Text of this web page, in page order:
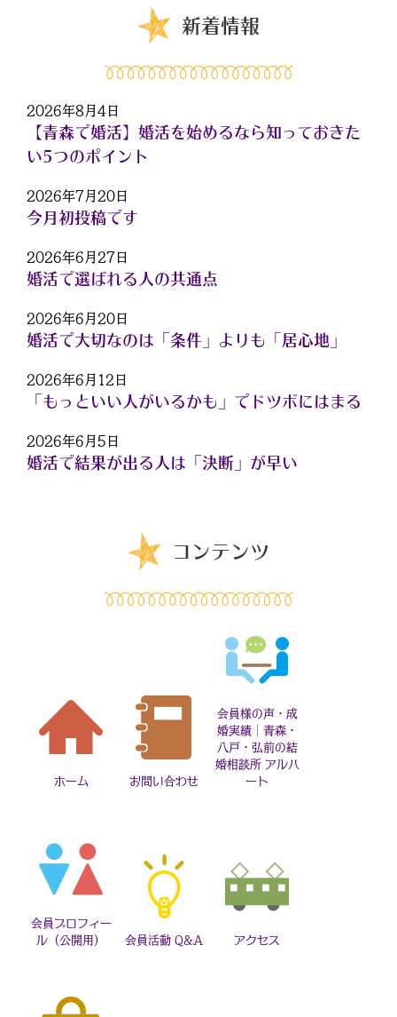
新着情報
2026年8月4日
【青森で婚活】婚活を始めるなら知っておきた
い5つのポイント
2026年7月20日
今月初投稿です
2026年6月27日
婚活で選ばれる人の共通点
2026年6月20日
婚活で大切なのは「条件」よりも「居心地」
2026年6月12日
「もっといい人がいるかも」でドツボにはまる
2026年6月5日
婚活で結果が出る人は「決断」が早い
コンテンツ
ホーム お問い合わせ
会員様の声・成
婚実績｜青森・
八戸・弘前の結
婚相談所 アルハ
ート
会員プロフィー
ル（公開用）
会員活動 Q&A アクセス